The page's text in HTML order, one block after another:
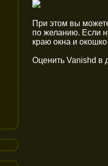
При этом вы
по желанию. Если
краю окна и окошко
Оценить Vanishd в